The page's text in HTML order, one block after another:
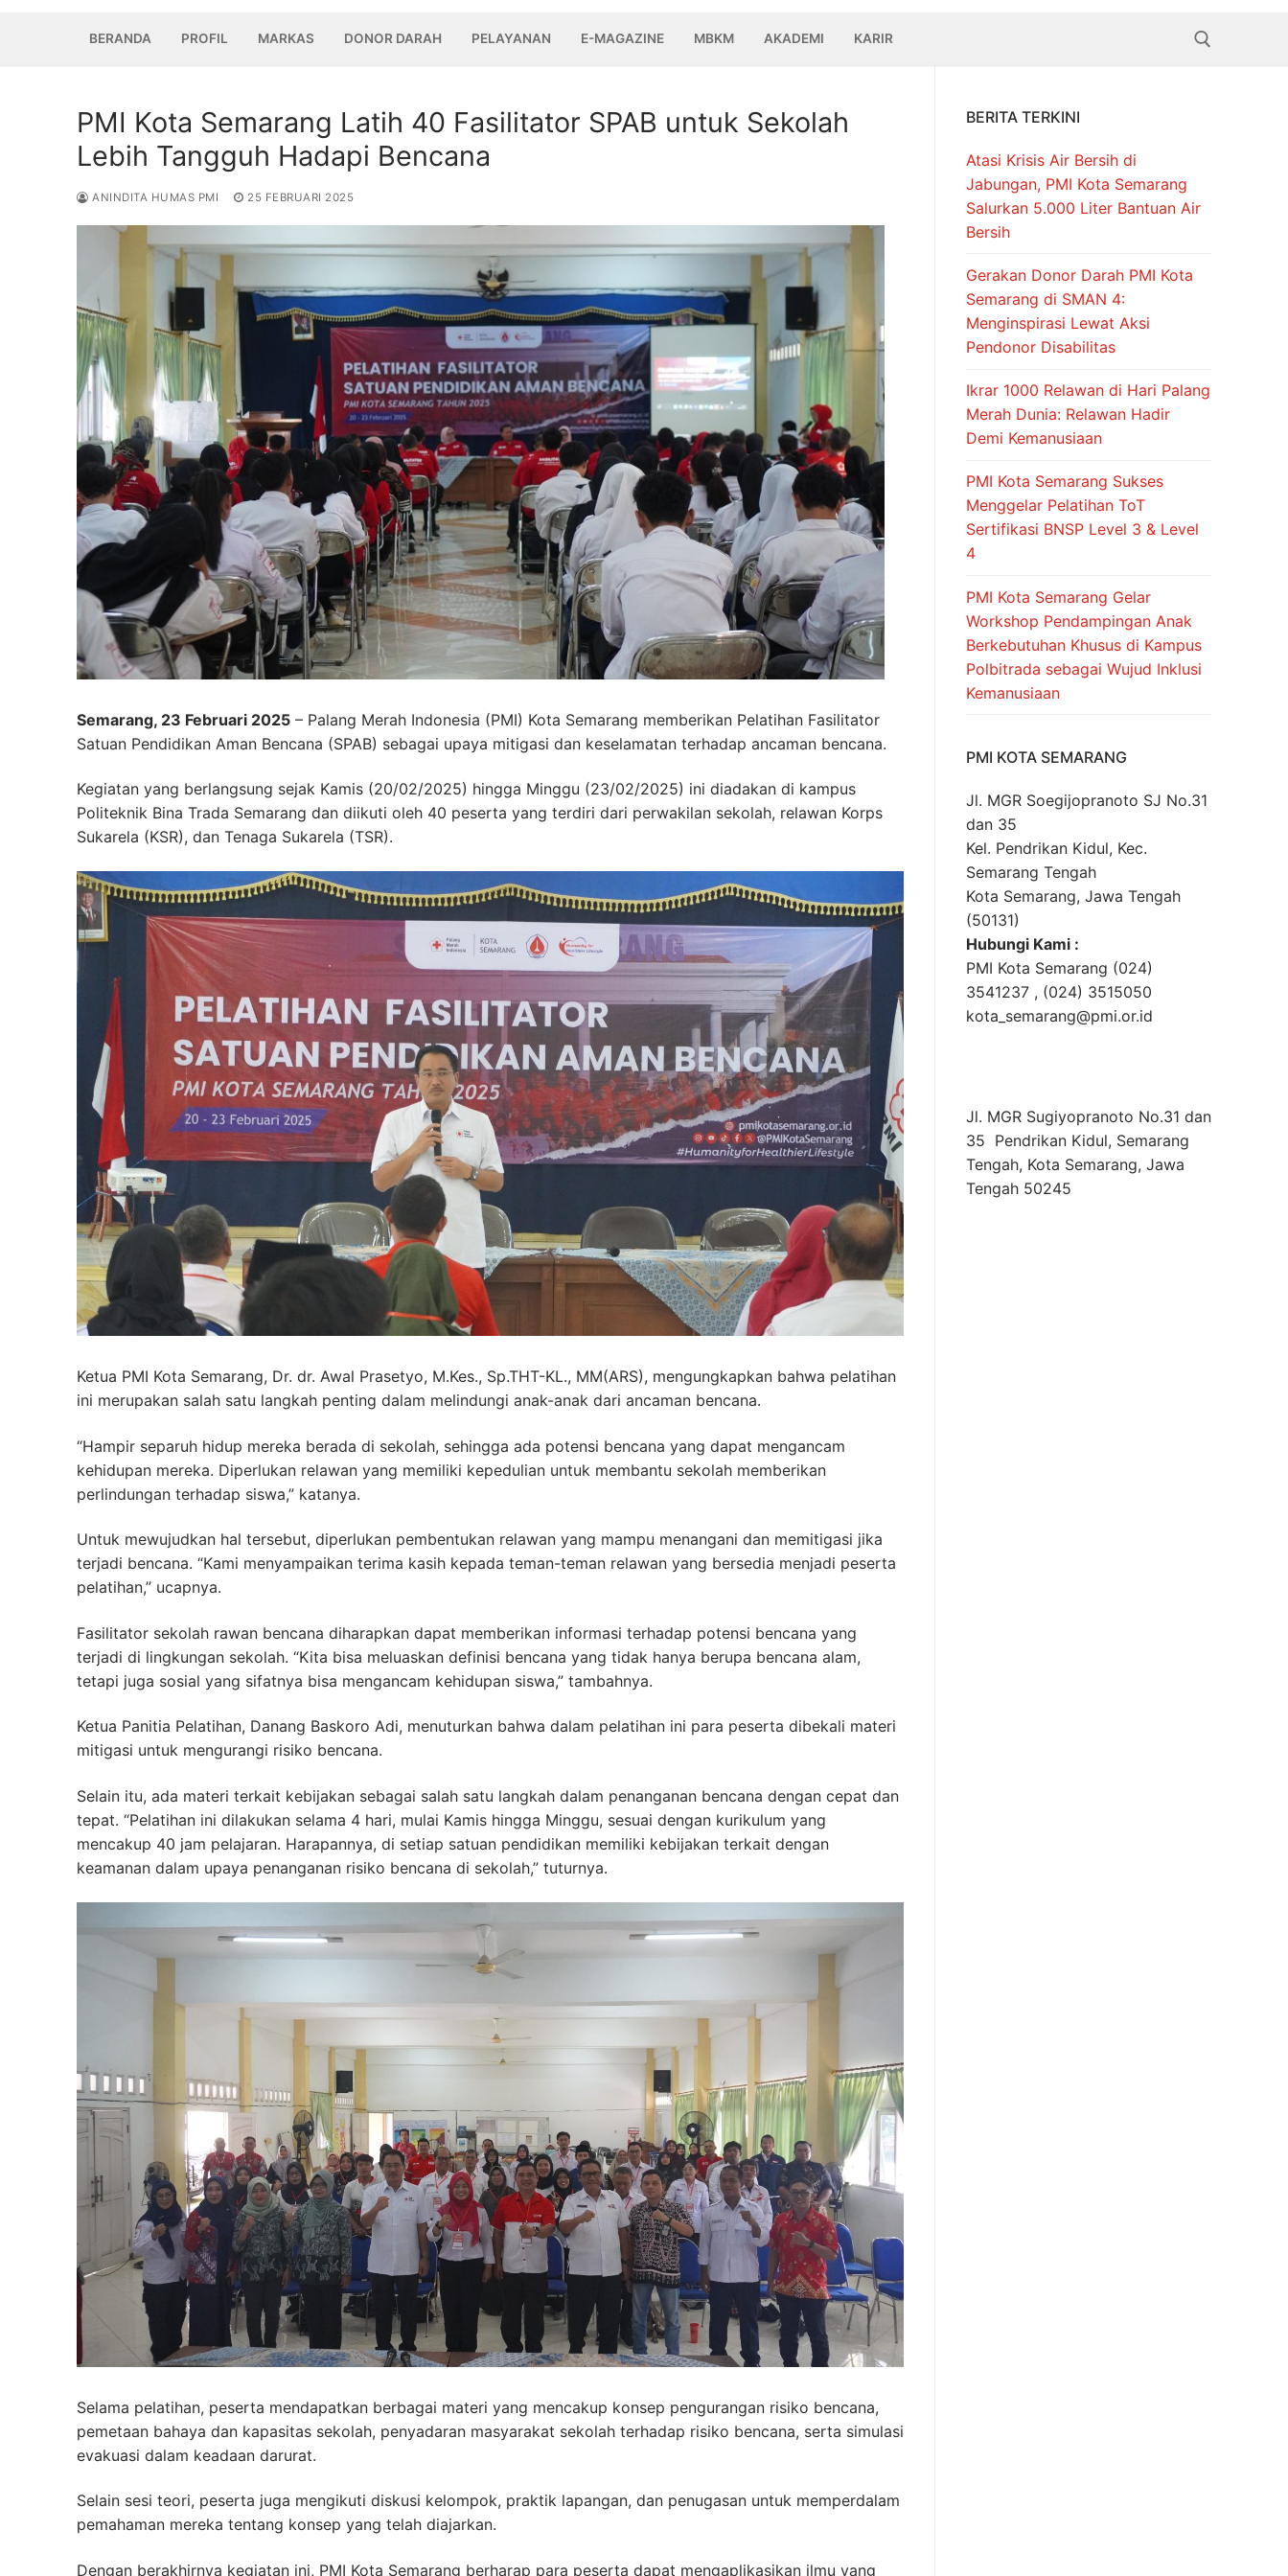
BERANDA PROFIL MARKAS DONOR DARAH PELAYANAN E-MAGAZINE MBKM AKADEMI KARIR
Cari:
PMI Kota Semarang Latih 40 Fasilitator SPAB untuk Sekolah
Lebih Tangguh Hadapi Bencana
ANINDITA HUMAS PMI 25 FEBRUARI 2025
Semarang, 23 Februari 2025 – Palang Merah Indonesia (PMI) Kota Semarang memberikan Pelatihan Fasilitator
Satuan Pendidikan Aman Bencana (SPAB) sebagai upaya mitigasi dan keselamatan terhadap ancaman bencana.
Kegiatan yang berlangsung sejak Kamis (20/02/2025) hingga Minggu (23/02/2025) ini diadakan di kampus
Politeknik Bina Trada Semarang dan diikuti oleh 40 peserta yang terdiri dari perwakilan sekolah, relawan Korps
Sukarela (KSR), dan Tenaga Sukarela (TSR).
Ketua PMI Kota Semarang, Dr. dr. Awal Prasetyo, M.Kes., Sp.THT-KL., MM(ARS), mengungkapkan bahwa pelatihan
ini merupakan salah satu langkah penting dalam melindungi anak-anak dari ancaman bencana.
“Hampir separuh hidup mereka berada di sekolah, sehingga ada potensi bencana yang dapat mengancam
kehidupan mereka. Diperlukan relawan yang memiliki kepedulian untuk membantu sekolah memberikan
perlindungan terhadap siswa,” katanya.
Untuk mewujudkan hal tersebut, diperlukan pembentukan relawan yang mampu menangani dan memitigasi jika
terjadi bencana. “Kami menyampaikan terima kasih kepada teman-teman relawan yang bersedia menjadi peserta
pelatihan,” ucapnya.
Fasilitator sekolah rawan bencana diharapkan dapat memberikan informasi terhadap potensi bencana yang
terjadi di lingkungan sekolah. “Kita bisa meluaskan definisi bencana yang tidak hanya berupa bencana alam,
tetapi juga sosial yang sifatnya bisa mengancam kehidupan siswa,” tambahnya.
Ketua Panitia Pelatihan, Danang Baskoro Adi, menuturkan bahwa dalam pelatihan ini para peserta dibekali materi
mitigasi untuk mengurangi risiko bencana.
Selain itu, ada materi terkait kebijakan sebagai salah satu langkah dalam penanganan bencana dengan cepat dan
tepat. “Pelatihan ini dilakukan selama 4 hari, mulai Kamis hingga Minggu, sesuai dengan kurikulum yang
mencakup 40 jam pelajaran. Harapannya, di setiap satuan pendidikan memiliki kebijakan terkait dengan
keamanan dalam upaya penanganan risiko bencana di sekolah,” tuturnya.
Selama pelatihan, peserta mendapatkan berbagai materi yang mencakup konsep pengurangan risiko bencana,
pemetaan bahaya dan kapasitas sekolah, penyadaran masyarakat sekolah terhadap risiko bencana, serta simulasi
evakuasi dalam keadaan darurat.
Selain sesi teori, peserta juga mengikuti diskusi kelompok, praktik lapangan, dan penugasan untuk memperdalam
pemahaman mereka tentang konsep yang telah diajarkan.
Dengan berakhirnya kegiatan ini, PMI Kota Semarang berharap para peserta dapat mengaplikasikan ilmu yang
BERITA TERKINI
Atasi Krisis Air Bersih di
Jabungan, PMI Kota Semarang
Salurkan 5.000 Liter Bantuan Air
Bersih
Gerakan Donor Darah PMI Kota
Semarang di SMAN 4:
Menginspirasi Lewat Aksi
Pendonor Disabilitas
Ikrar 1000 Relawan di Hari Palang
Merah Dunia: Relawan Hadir
Demi Kemanusiaan
PMI Kota Semarang Sukses
Menggelar Pelatihan ToT
Sertifikasi BNSP Level 3 & Level
4
PMI Kota Semarang Gelar
Workshop Pendampingan Anak
Berkebutuhan Khusus di Kampus
Polbitrada sebagai Wujud Inklusi
Kemanusiaan
PMI KOTA SEMARANG
Jl. MGR Soegijopranoto SJ No.31
dan 35
Kel. Pendrikan Kidul, Kec.
Semarang Tengah
Kota Semarang, Jawa Tengah
(50131)
Hubungi Kami :
PMI Kota Semarang (024)
3541237 , (024) 3515050
kota_semarang@pmi.or.id
Jl. MGR Sugiyopranoto No.31 dan
35 Pendrikan Kidul, Semarang
Tengah, Kota Semarang, Jawa
Tengah 50245